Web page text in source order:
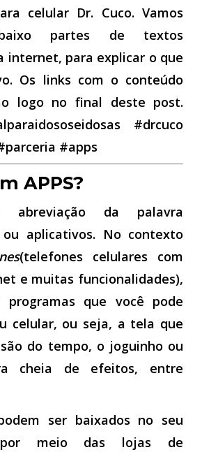
celular Dr. Cuco. Vamos
partes de textos
internet, para explicar o que
Os links com o conteúdo
logo no final deste post.
#drcuco
#apps
APPS?
da palavra
ou aplicativos. No contexto
(telefones celulares com
e muitas funcionalidades),
programas que você pode
celular, ou seja, a tela que
do tempo, o joguinho ou
cheia de efeitos, entre
ser baixados no seu
por meio das lojas de